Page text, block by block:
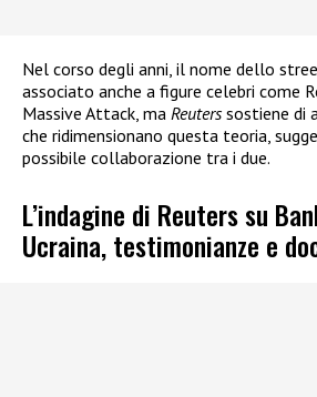
Nel corso degli anni, il nome dello
associato anche a figure celebri come
Massive Attack, ma Reuterssostiene di
che ridimensionano questa teoria,
possibile collaborazione tra i due.
L’indagine di Reuters su
Ucraina, testimonianze e